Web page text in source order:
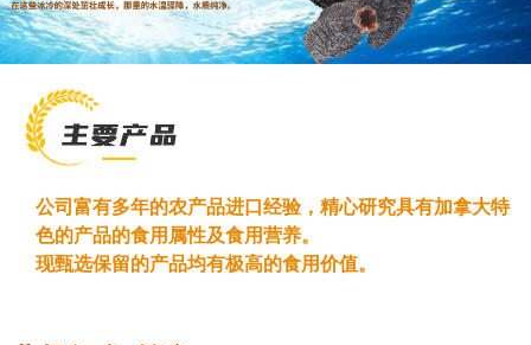
公司富有多年的农产品进口经验，精心研究具有加拿大特
色的产品的食用属性及食用营养。
现甄选保留的产品均有极高的食用价值。